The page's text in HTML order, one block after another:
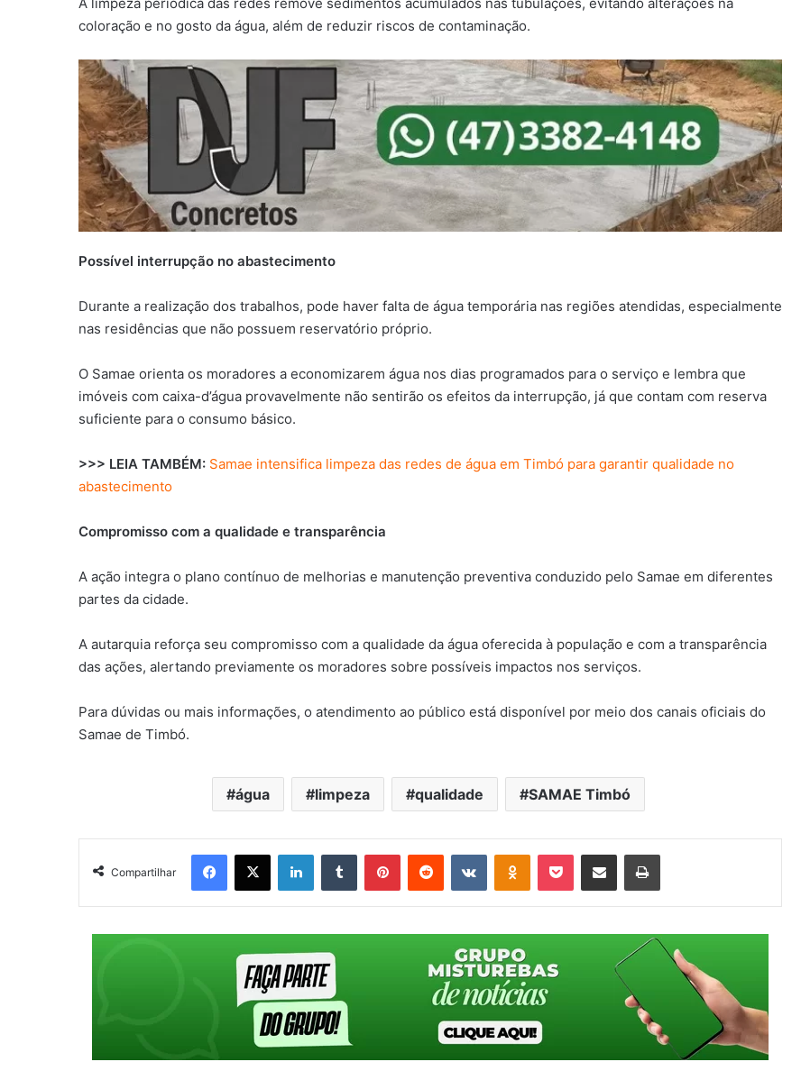
coloração e no gosto da água, além de reduzir riscos de contaminação.
Possível interrupção no abastecimento
Durante a realização dos trabalhos, pode haver falta de água temporária nas regiões atendidas, especialmente
nas residências que não possuem reservatório próprio.
O Samae orienta os moradores a economizarem água nos dias programados para o serviço e lembra que
imóveis com caixa-d’água provavelmente não sentirão os efeitos da interrupção, já que contam com reserva
suficiente para o consumo básico.
>>> LEIA TAMBÉM: Samae intensifica limpeza das redes de água em Timbó para garantir qualidade no
abastecimento
Compromisso com a qualidade e transparência
A ação integra o plano contínuo de melhorias e manutenção preventiva conduzido pelo Samae em diferentes
partes da cidade.
A autarquia reforça seu compromisso com a qualidade da água oferecida à população e com a transparência
das ações, alertando previamente os moradores sobre possíveis impactos nos serviços.
Para dúvidas ou mais informações, o atendimento ao público está disponível por meio dos canais oficiais do
Samae de Timbó.
água limpeza qualidade SAMAE Timbó
Compartilhar